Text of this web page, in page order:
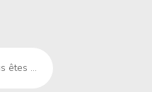
êtes ...